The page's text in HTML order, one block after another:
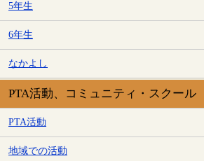
5年生
6年生
なかよし
PTA活動、コミュニティ・スクール
PTA活動
地域での活動